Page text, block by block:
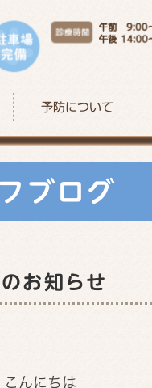
予防について
ブログ
お知らせ
こんにちは